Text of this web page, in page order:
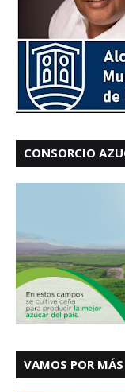
CONSORCIO
VAMOS POR MÁS